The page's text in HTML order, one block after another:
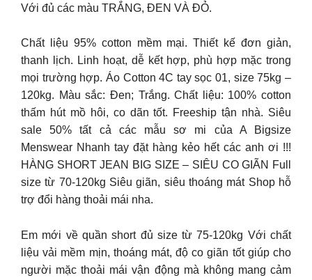
Với đủ các màu TRẮNG, ĐEN VÀ ĐỎ.
Chất liệu 95% cotton mềm mại. Thiết kế đơn giản,
thanh lịch. Linh hoạt, dễ kết hợp, phù hợp mặc trong
mọi trường hợp. Áo Cotton 4C tay sọc 01, size 75kg –
120kg. Màu sắc: Đen; Trắng. Chất liệu: 100% cotton
thấm hút mồ hôi, co dãn tốt. Freeship tận nhà. Siêu
sale 50% tất cả các mẫu sơ mi của A Bigsize
Menswear Nhanh tay đặt hàng kẻo hết các anh ơi !!!
HÀNG SHORT JEAN BIG SIZE – SIÊU CO GIÃN Full
size từ 70-120kg Siêu giãn, siêu thoáng mát Shop hỗ
trợ đổi hàng thoải mái nha.
Em mới về quần short đủ size từ 75-120kg Với chất
liệu vải mềm mịn, thoáng mát, độ co giãn tốt giúp cho
người mặc thoải mái vận động mà không mang cảm